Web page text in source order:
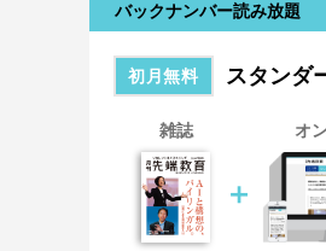
バックナンバー読み放題
初月無料 スタンダ
雑誌
＋
オ